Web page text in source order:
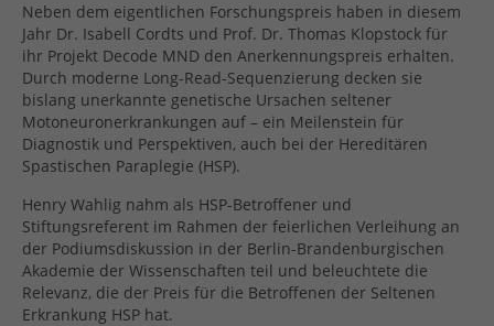
Neben dem eigentlichen Forschungspreis haben in diesem
Jahr Dr. Isabell Cordts und Prof. Dr. Thomas Klopstock für
ihr Projekt Decode MND den Anerkennungspreis erhalten.
Durch moderne Long-Read-Sequenzierung decken sie
bislang unerkannte genetische Ursachen seltener
Motoneuronerkrankungen auf – ein Meilenstein für
Diagnostik und Perspektiven, auch bei der Hereditären
Spastischen Paraplegie (HSP).
Henry Wahlig nahm als HSP-Betroffener und
Stiftungsreferent im Rahmen der feierlichen Verleihung an
der Podiumsdiskussion in der Berlin-Brandenburgischen
Akademie der Wissenschaften teil und beleuchtete die
Relevanz, die der Preis für die Betroffenen der Seltenen
Erkrankung HSP hat.